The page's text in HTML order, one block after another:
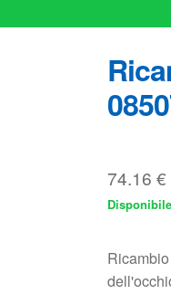
74.16 €
Disponibile